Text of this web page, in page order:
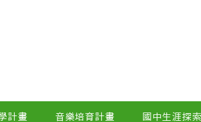
計畫 音樂培育計畫 國中生涯探